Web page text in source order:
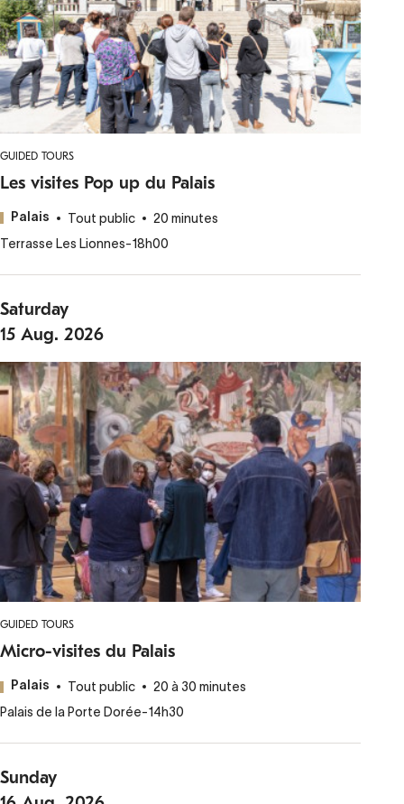
GUIDED TOURS
Les visites Pop up du Palais
Palais Tout public
20 minutes
Terrasse Les Lionnes-18h00
Saturday
15 Aug. 2026
GUIDED TOURS
Micro-visites du Palais
Palais Tout public
20 à 30 minutes
Palais de la Porte Dorée-14h30
Sunday